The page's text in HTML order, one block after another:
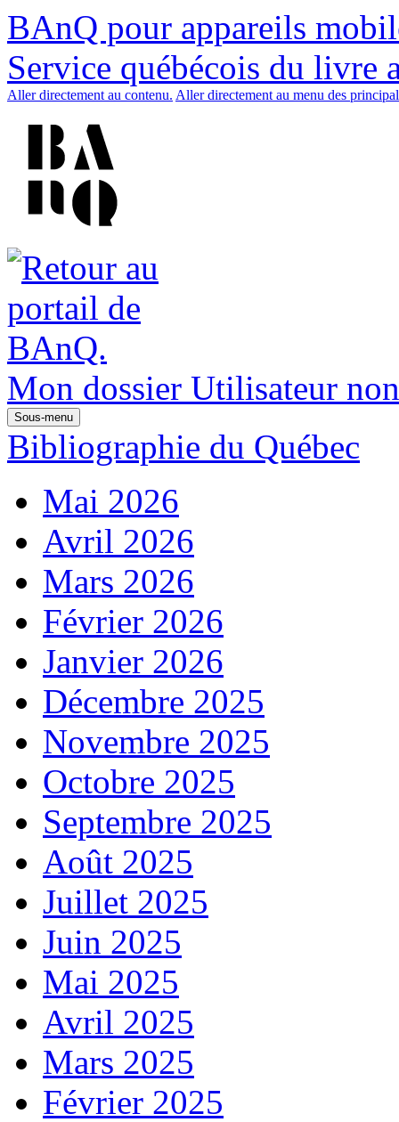
BAnQ pour appareils
Service québécois du livre
Aller directement au contenu. Aller directement au menu des
Mon dossier Utilisateur
Sous-menu
Bibliographie du Québec
Mai 2026
Avril 2026
Mars 2026
Février 2026
Janvier 2026
Décembre 2025
Novembre 2025
Octobre 2025
Septembre 2025
Août 2025
Juillet 2025
Juin 2025
Mai 2025
Avril 2025
Mars 2025
Février 2025